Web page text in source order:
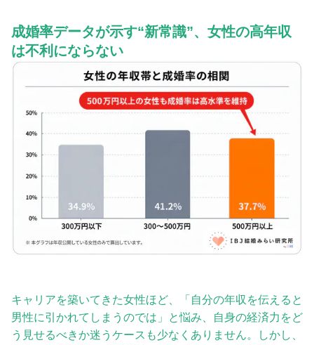
成婚率データが示す“新常識”、女性の高年収
は不利にならない
キャリアを築いてきた女性ほど、「自分の年収を伝えると
男性に引かれてしまうのでは」と悩み、自身の経済力をど
う見せるべきか迷うケースも少なくありません。しかし、